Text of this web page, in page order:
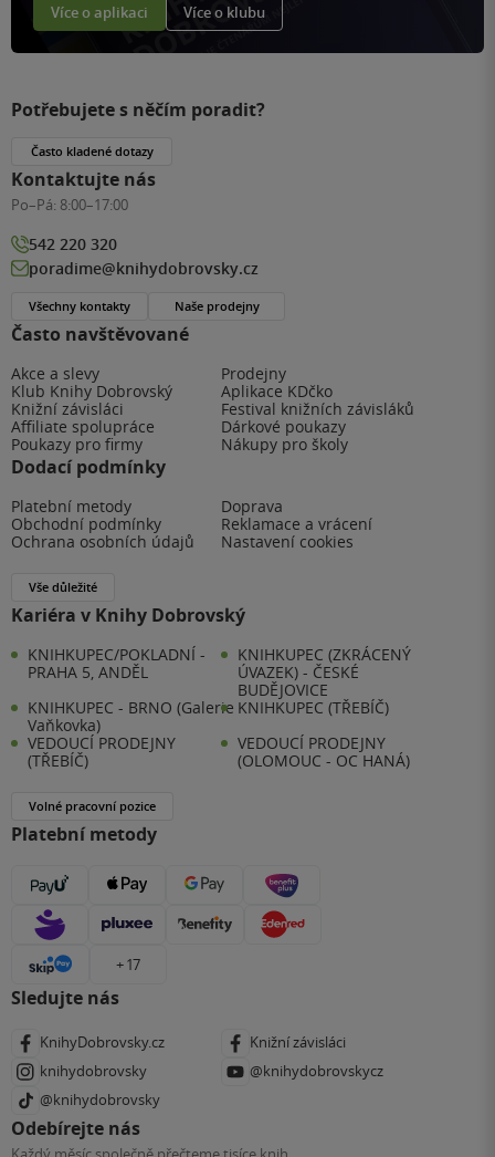
Více o aplikaci Více o klubu
Často navštěvované
Akce a slevy
Prodejny
Klub Knihy Dobrovský
Aplikace KDčko
Knižní závisláci
Festival knižních závisláků
Affiliate spolupráce
Dárkové poukazy
Poukazy pro firmy
Nákupy pro školy
Dodací podmínky
Platební metody
Doprava
Obchodní podmínky
Reklamace a vrácení
Ochrana osobních údajů
Nastavení cookies
Vše důležité
Kariéra v Knihy Dobrovský
KNIHKUPEC/POKLADNÍ -
PRAHA 5, ANDĚL
KNIHKUPEC (ZKRÁCENÝ
ÚVAZEK) - ČESKÉ
BUDĚJOVICE
KNIHKUPEC - BRNO (Galerie
Vaňkovka)
KNIHKUPEC (TŘEBÍČ)
VEDOUCÍ PRODEJNY
(TŘEBÍČ)
VEDOUCÍ PRODEJNY
(OLOMOUC - OC HANÁ)
Volné pracovní pozice
Platební metody
+ 17
Sledujte nás
KnihyDobrovsky.cz
Knižní závisláci
knihydobrovsky
@knihydobrovskycz
@knihydobrovsky
Odebírejte nás
Potřebujete s něčím poradit?
Často kladené dotazy
Kontaktujte nás
Po–Pá: 8:00–17:00
542 220 320
poradime@knihydobrovsky.cz
Všechny kontakty Naše prodejny